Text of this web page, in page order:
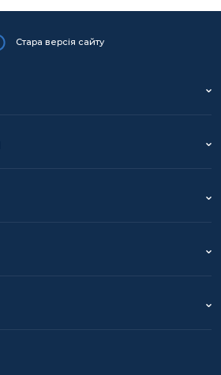
Стара версія сайту